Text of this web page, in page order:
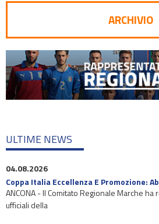
ARCHIVIO
ULTIME NEWS
04.08.2026
Coppa Italia Eccellenza E Promozione:
ANCONA - Il Comitato Regionale Marche
ufficiali della